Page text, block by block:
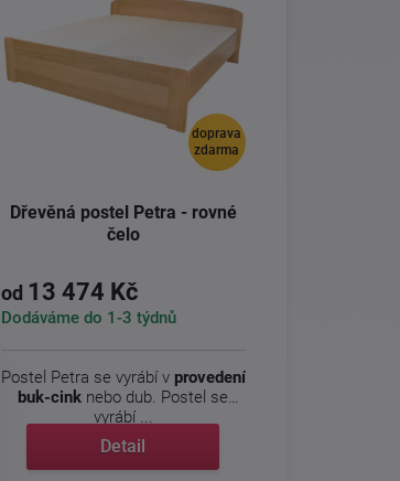
doprava
zdarma
Dřevěná postel Petra - rovné
čelo
od 13 474 Kč
Dodáváme do 1-3 týdnů
Postel Petra se vyrábí v provedení
buk-cink nebo dub. Postel se
vyrábí ...
Detail